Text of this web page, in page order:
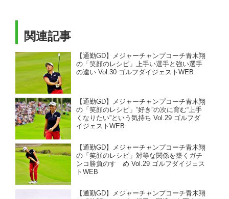
関連記事
【通勤GD】メジャーチャンプコーチ青木翔
の「笑顔のレシピ」上手い選手と強い選手
の違い Vol.30 ゴルフダイジェストWEB
【通勤GD】メジャーチャンプコーチ青木翔
の「笑顔のレシピ」“好き”の次に育む“上手
くなりたい”という気持ち Vol.29 ゴルフダ
イジェストWEB
【通勤GD】メジャーチャンプコーチ青木翔
の「笑顔のレシピ」対等な関係を築くガチ
ンコ勝負のすゝめ Vol.29 ゴルフダイジェス
トWEB
【通勤GD】メジャーチャンプコーチ青木翔